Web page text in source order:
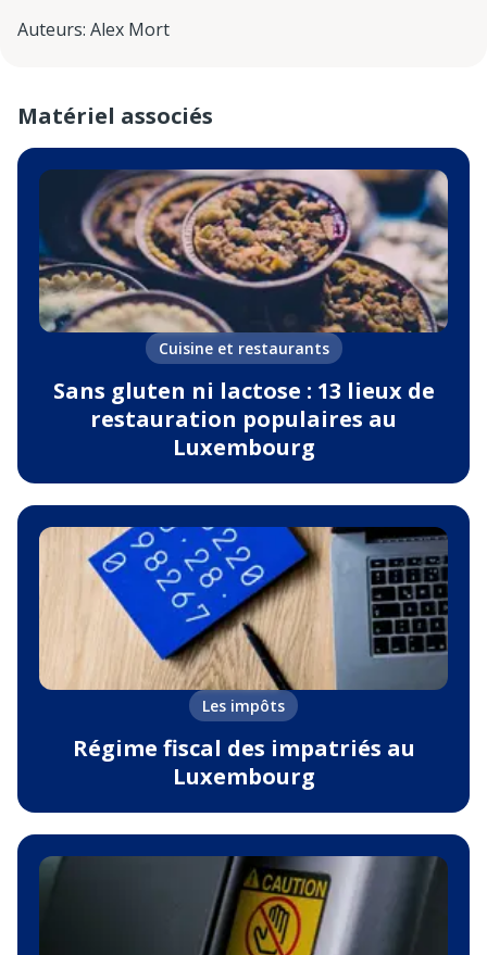
Auteurs: Alex Mort
Matériel associés
Cuisine et restaurants
Sans gluten ni lactose : 13 lieux de
restauration populaires au
Luxembourg
Les impôts
Régime fiscal des impatriés au
Luxembourg